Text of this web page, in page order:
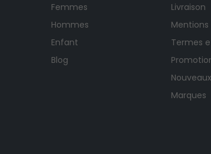
Femmes
Hommes
Enfant
Blog
Livraison
Mentions
Termes
Marques